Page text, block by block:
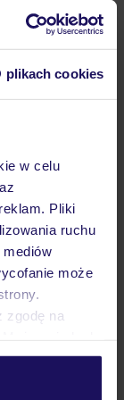
plikach cookies
w celu
Pliki
ruchu
mediów
może
zgodę na